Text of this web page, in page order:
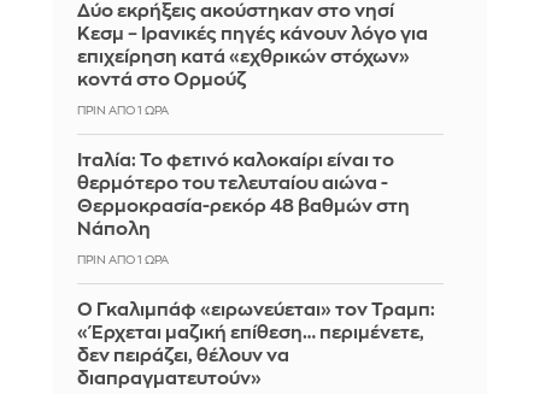
Δύο εκρήξεις ακούστηκαν στο νησί
Κεσμ – Ιρανικές πηγές κάνουν λόγο για
επιχείρηση κατά «εχθρικών στόχων»
κοντά στο Ορμούζ
ΠΡΙΝ ΑΠΌ 1 ΏΡΑ
Ιταλία: To φετινό καλοκαίρι είναι το
θερμότερο του τελευταίου αιώνα -
Θερμοκρασία-ρεκόρ 48 βαθμών στη
Νάπολη
ΠΡΙΝ ΑΠΌ 1 ΏΡΑ
Ο Γκαλιμπάφ «ειρωνεύεται» τον Τραμπ:
«Έρχεται μαζική επίθεση… περιμένετε,
δεν πειράζει, θέλουν να
διαπραγματευτούν»